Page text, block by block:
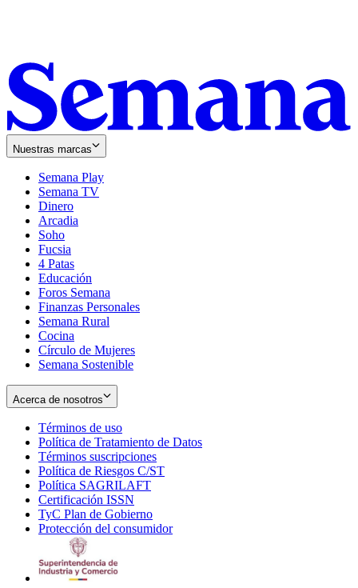
Nuestras marcas
Semana Play
Semana TV
Dinero
Arcadia
Soho
in
new
window
Fucsia
in
new
window
4 Patas
Educación
Foros Semana
Finanzas Personales
Semana Rural
Cocina
Círculo de Mujeres
Semana Sostenible
Acerca de nosotros
Términos de uso
in
new
window
Política de Tratamiento de Datos
Términos suscripciones
in
Política de Riesgos C/ST
Política SAGRILAFT
new
window
Certificación ISSN
in
new
TyC Plan de Gobierno
in
Protección del consumidorOpens